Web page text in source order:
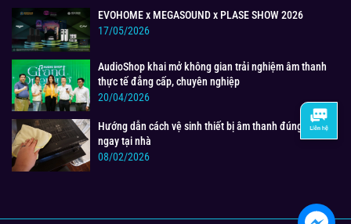
EVOHOME x MEGASOUND x PLASE SHOW 2026
17/05/2026
AudioShop khai mở không gian trải nghiệm âm thanh
thực tế đẳng cấp, chuyên nghiệp
20/04/2026
Hướng dẫn cách vệ sinh thiết bị âm thanh đúng cách
ngay tại nhà
08/02/2026